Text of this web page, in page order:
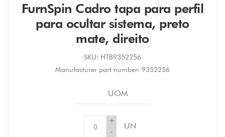
FurnSpin Cadro tapa para perfil
para ocultar sistema, preto
mate, direito
SKU: HTB9352256
Manufacturer part number: 9352256
UOM
+
-
UN